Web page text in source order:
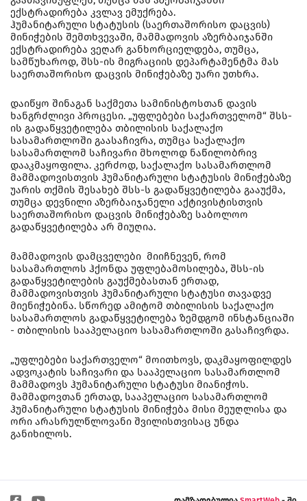
ექსტრადირება კვლავ ემუქრება.
ჰუმანიტარული სტატუსის (საერთაშორისო დაცვის)
მინიჭების შემთხვევაში, მამმადოვის აზერბაიჯანში
ექსტრადირება ვეღარ განხორციელდება, თუმცა,
სამწუხაროდ, შსს-ის მიგრაციის დეპარტამენტმა მას
საერთაშორისო დაცვის მინიჭებაზე უარი უთხრა.
დაიწყო შინაგან საქმეთა სამინისტოსთან დავის
ხანგრძლივი პროცესი. „უფლებები საქართველომ“ შსს-
ის გადაწყვეტილება თბილისის საქალაქო
სასამართლოში გაასაჩივრა, თუმცა საქალაქო
სასამართლომ საჩივარი მხოლოდ ნაწილობრივ
დააკმაყოფილა. კერძოდ, საქალაქო სასამართლომ
მამმადოვისთვის ჰუმანიტარული სტატუსის მინიჭებაზე
უარის თქმის შესახებ შსს-ს გადაწყვეტილება გააუქმა,
თუმცა დევნილი აზერბაიჯანელი აქტივისტისთვის
საერთაშორისო დაცვის მინიჭებაზე საბოლოო
გადაწყვეტილება არ მიუღია.
მამმადოვის დამცველები მიიჩნევენ, რომ
სასამართლოს ჰქონდა უფლებამოსილება, შსს-ის
გადაწყვეტილების გაუქმებასთან ერთად,
მამმადოვისთვის ჰუმანიტარული სტატუსი თავადვე
მიენიჭებინა. სწორედ ამიტომ თბილისის საქალაქო
სასამართლოს გადაწყვეტილება ზემდგომ ინსტანციაში
- თბილისის სააპელაციო სასამართლოში გასაჩივრდა.
„უფლებები საქართველო“ მოითხოვს, დაკმაყოფილდეს
ადვოკატის საჩივარი და სააპელაციო სასამართლომ
მამმადოვს ჰუმანიტარული სტატუსი მიანიჭოს.
მამმადოვთან ერთად, სააპელაციო სასამართლომ
ჰუმანიტარული სტატუსის მინიჭება მისი მეუღლისა და
ორი არასრულწლოვანი შვილისთვისაც უნდა
განიხილოს.